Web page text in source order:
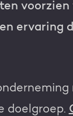
voorzien
ervaring
doelgroep.